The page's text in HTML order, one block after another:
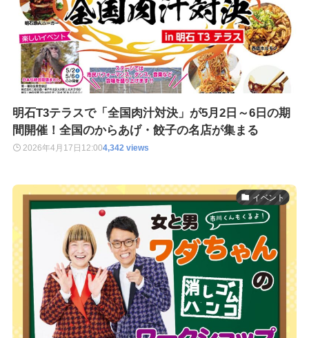
明石T3テラスで「全国肉汁対決」が5月2日～6日の期
間開催！全国のからあげ・餃子の名店が集まる
2026年4月17日 12:004,342 views
イベント